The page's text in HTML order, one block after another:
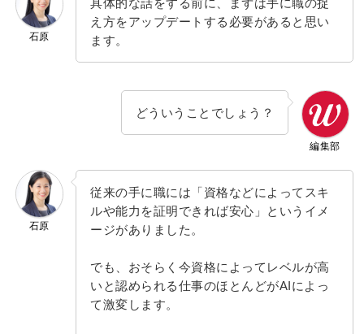
石原
具体的な話をする前に、まずは手に職の捉
え方をアップデートする必要があると思い
ます。
編集部
どういうことでしょう？
石原
従来の手に職には「資格などによってスキ
ルや能力を証明できれば安心」というイメ
ージがありました。
でも、おそらく今資格によってレベルが高
いと認められる仕事のほとんどがAIによっ
て激変します。